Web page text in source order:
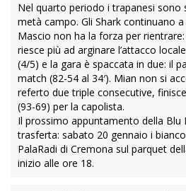
Nel quarto periodo i trapanesi sono
metà campo. Gli Shark continuano
Mascio non ha la forza per
riesce più ad arginare l’attacco
(4/5) e la gara è spaccata in due: il
match (82-54 al 34′). Mian non si
referto due triple consecutive,
(93-69) per la capolista.
Il prossimo appuntamento della Blu
trasferta: sabato 20 gennaio i
PalaRadi di Cremona sul parquet
inizio alle ore 18.